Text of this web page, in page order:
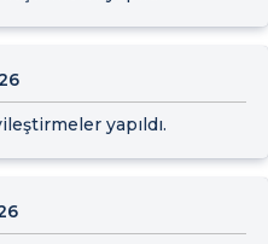
yapıldı.